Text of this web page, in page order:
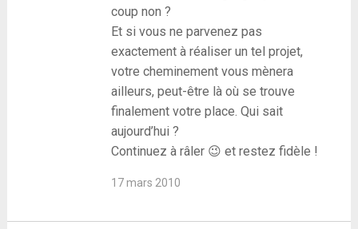
coup non ?
Et si vous ne parvenez pas
exactement à réaliser un tel projet,
votre cheminement vous mènera
ailleurs, peut-être là où se trouve
finalement votre place. Qui sait
aujourd’hui ?
Continuez à râler 😉 et restez fidèle !
17 mars 2010